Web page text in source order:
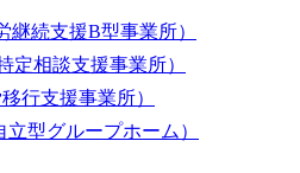
継続支援B型事業所）
特定相談支援事業所）
移行支援事業所）
立型グループホーム）